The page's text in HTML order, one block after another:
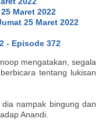
Maret 2022
25 Maret 2022
- Episode 372
mengatakan, segala
tentang lukisan
nampak bingung dan
Anandi.